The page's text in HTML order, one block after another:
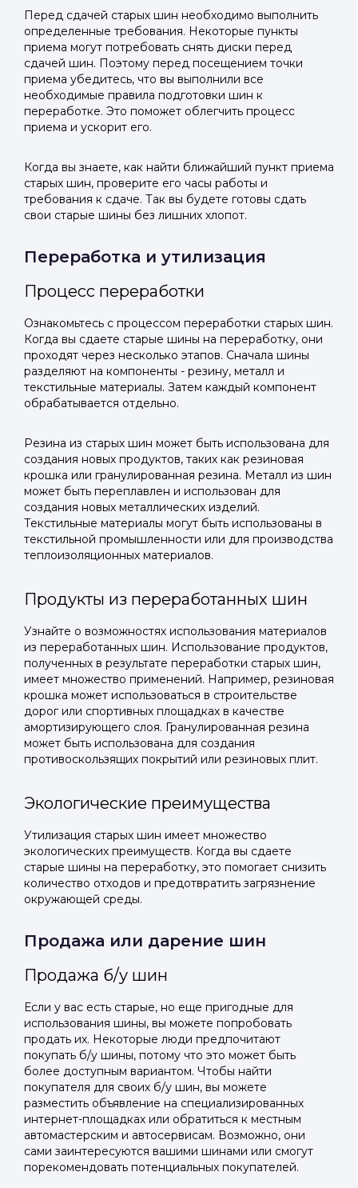
Перед сдачей старых шин необходимо выполнить
определенные требования. Некоторые пункты
приема могут потребовать снять диски перед
сдачей шин. Поэтому перед посещением точки
приема убедитесь, что вы выполнили все
необходимые правила подготовки шин к
переработке. Это поможет облегчить процесс
приема и ускорит его.
Когда вы знаете, как найти ближайший пункт приема
старых шин, проверите его часы работы и
требования к сдаче. Так вы будете готовы сдать
свои старые шины без лишних хлопот.
Переработка и утилизация
Процесс переработки
Ознакомьтесь с процессом переработки старых шин.
Когда вы сдаете старые шины на переработку, они
проходят через несколько этапов. Сначала шины
разделяют на компоненты - резину, металл и
текстильные материалы. Затем каждый компонент
обрабатывается отдельно.
Резина из старых шин может быть использована для
создания новых продуктов, таких как резиновая
крошка или гранулированная резина. Металл из шин
может быть переплавлен и использован для
создания новых металлических изделий.
Текстильные материалы могут быть использованы в
текстильной промышленности или для производства
теплоизоляционных материалов.
Продукты из переработанных шин
Узнайте о возможностях использования материалов
из переработанных шин. Использование продуктов,
полученных в результате переработки старых шин,
имеет множество применений. Например, резиновая
крошка может использоваться в строительстве
дорог или спортивных площадках в качестве
амортизирующего слоя. Гранулированная резина
может быть использована для создания
противоскользящих покрытий или резиновых плит.
Экологические преимущества
Утилизация старых шин имеет множество
экологических преимуществ. Когда вы сдаете
старые шины на переработку, это помогает снизить
количество отходов и предотвратить загрязнение
окружающей среды.
Продажа или дарение шин
Продажа б/у шин
Если у вас есть старые, но еще пригодные для
использования шины, вы можете попробовать
продать их. Некоторые люди предпочитают
покупать б/у шины, потому что это может быть
более доступным вариантом. Чтобы найти
покупателя для своих б/у шин, вы можете
разместить объявление на специализированных
интернет-площадках или обратиться к местным
автомастерским и автосервисам. Возможно, они
сами заинтересуются вашими шинами или смогут
порекомендовать потенциальных покупателей.